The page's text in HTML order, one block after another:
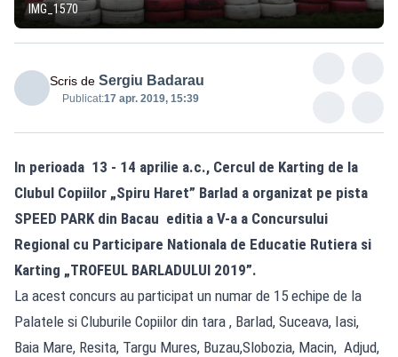
IMG_1570
Scris de Sergiu Badarau
Publicat:17 apr. 2019, 15:39
In perioada 13 - 14 aprilie a.c., Cercul de Karting de la
Clubul Copiilor „Spiru Haret” Barlad a organizat pe pista
SPEED PARK din Bacau editia a V-a a Concursului
Regional cu Participare Nationala de Educatie Rutiera si
Karting „TROFEUL BARLADULUI 2019”.
La acest concurs au participat un numar de 15 echipe de la
Palatele si Cluburile Copiilor din tara , Barlad, Suceava, Iasi,
Baia Mare, Resita, Targu Mures, Buzau,Slobozia, Macin, Adjud,